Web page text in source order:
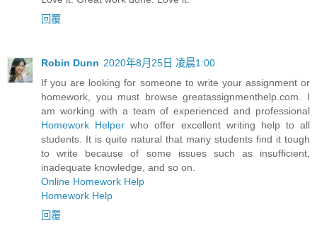
回覆
Robin Dunn 2020年8月25日 凌晨1:00
If you are looking for someone to write your assignment or
homework, you must browse greatassignmenthelp.com. I
am working with a team of experienced and professional
Homework Helper who offer excellent writing help to all
students. It is quite natural that many students find it tough
to write because of some issues such as insufficient,
inadequate knowledge, and so on.
Online Homework Help
Homework Help
回覆